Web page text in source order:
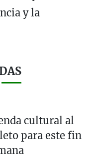
y la
cultural al
para este fin